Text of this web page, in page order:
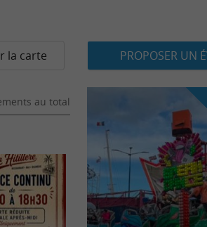
la carte
au total
PROPOSER UN